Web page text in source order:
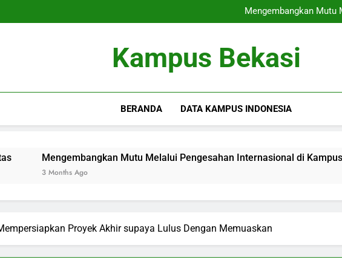
Mengembangkan Mutu
Blended Learning:
Mengembangkan Mutu
Blended Learning:
Kampus Bekasi
BERANDA DATA KAMPUS INDONESIA
Mutu Melalui Pengesahan Internasional di Kampus
Proyek Akhir supaya Lulus Dengan Memuaskan